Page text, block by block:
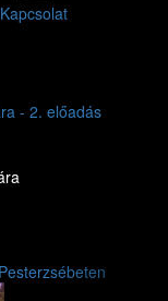
Kapcsolat
- 2. előadás2026.
Next